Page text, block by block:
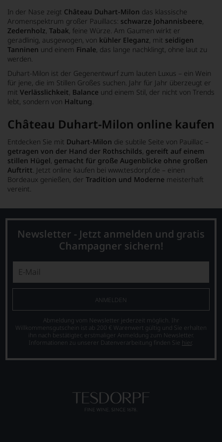
In der Nase zeigt Château Duhart-Milon das klassische
Aromenspektrum großer Pauillacs: schwarze Johannisbeere,
Zedernholz, Tabak, feine Würze. Am Gaumen wirkt er
geradlinig, ausgewogen, von kühler Eleganz, mit seidigen
Tanninen und einem Finale, das lange nachklingt, ohne laut zu
werden.
Duhart-Milon ist der Gegenentwurf zum lauten Luxus – ein Wein
für jene, die im Stillen Großes suchen. Jahr für Jahr überzeugt er
mit Verlässlichkeit, Balance und einem Stil, der nicht von Trends
lebt, sondern von Haltung.
Château Duhart-Milon online kaufen
Entdecken Sie mit Duhart-Milon die subtile Seite von Pauillac –
getragen von der Hand der Rothschilds, gereift auf einem
stillen Hügel, gemacht für große Augenblicke ohne großen
Auftritt. Jetzt online kaufen bei www.tesdorpf.de – einen
Bordeaux genießen, der Tradition und Moderne meisterhaft
vereint.
Newsletter - Jetzt anmelden und gratis
Champagner sichern!
ANMELDEN
Abmeldung vom Newsletter jederzeit möglich. Ihr
Willkommensgutschein ist ab 200 € Warenwert gültig und Sie erhalten
ihn nach bestätigter, erstmaliger Anmeldung zum Newsletter.
Informationen zu unserer Datenverarbeitung finden Sie hier.